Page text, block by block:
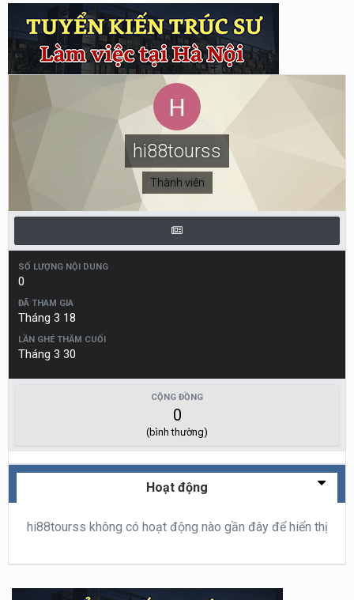
hi88tourss
Thành viên
SỐ LƯỢNG NỘI DUNG
0
ĐÃ THAM GIA
Tháng 3 18
LẦN GHÉ THĂM CUỐI
Tháng 3 30
CỘNG ĐỒNG
0
(bình thường)
Hoạt động
hi88tourss không có hoạt động nào gần đây để hiển thị